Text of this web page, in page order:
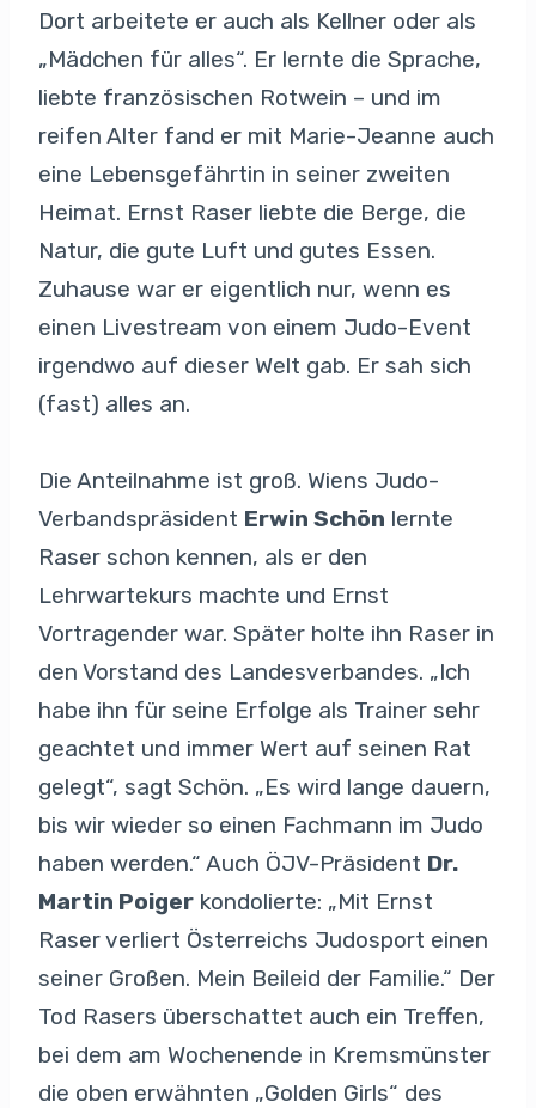
Dort arbeitete er auch als Kellner oder als
„Mädchen für alles“. Er lernte die Sprache,
liebte französischen Rotwein – und im
reifen Alter fand er mit Marie-Jeanne auch
eine Lebensgefährtin in seiner zweiten
Heimat. Ernst Raser liebte die Berge, die
Natur, die gute Luft und gutes Essen.
Zuhause war er eigentlich nur, wenn es
einen Livestream von einem Judo-Event
irgendwo auf dieser Welt gab. Er sah sich
(fast) alles an.
Die Anteilnahme ist groß. Wiens Judo-
Verbandspräsident Erwin Schön lernte
Raser schon kennen, als er den
Lehrwartekurs machte und Ernst
Vortragender war. Später holte ihn Raser in
den Vorstand des Landesverbandes. „Ich
habe ihn für seine Erfolge als Trainer sehr
geachtet und immer Wert auf seinen Rat
gelegt“, sagt Schön. „Es wird lange dauern,
bis wir wieder so einen Fachmann im Judo
haben werden.“ Auch ÖJV-Präsident Dr.
Martin Poiger kondolierte: „Mit Ernst
Raser verliert Österreichs Judosport einen
seiner Großen. Mein Beileid der Familie.“ Der
Tod Rasers überschattet auch ein Treffen,
bei dem am Wochenende in Kremsmünster
die oben erwähnten „Golden Girls“ des